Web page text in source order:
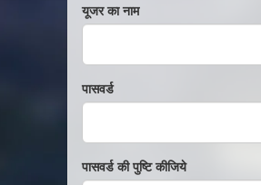
यूजर का नाम
पासवर्ड
पासवर्ड की पुष्टि कीजिये